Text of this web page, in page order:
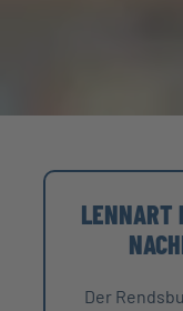
LENNART
Der